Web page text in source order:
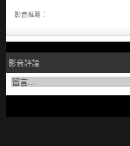
影音推薦：
影音評論